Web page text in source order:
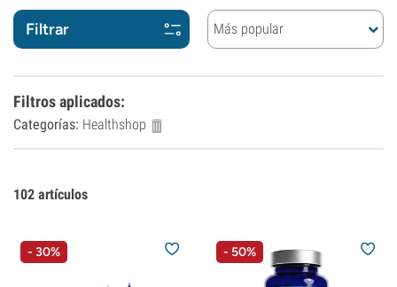
Filtrar
Filtros aplicados:
Categorías: Healthshop
Más popular
102 artículos
- 30% - 50%